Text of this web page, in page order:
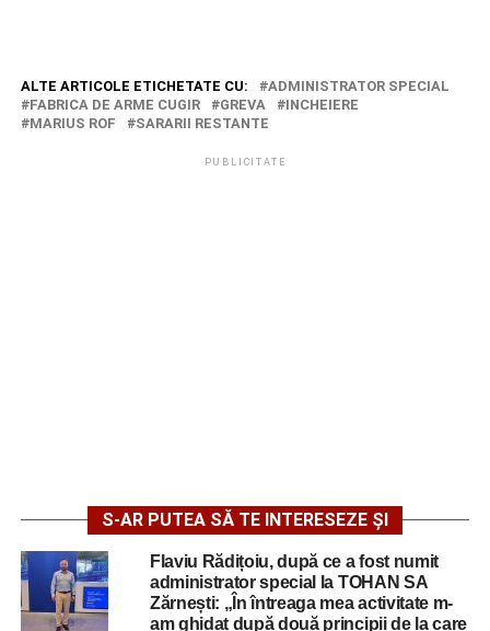
ALTE ARTICOLE ETICHETATE CU:
ADMINISTRATOR SPECIAL
FABRICA DE ARME CUGIR
GREVA
INCHEIERE
MARIUS ROF
SARARII RESTANTE
PUBLICITATE
S-AR PUTEA SĂ TE INTERESEZE ȘI
Flaviu Rădițoiu, după ce a fost numit
administrator special la TOHAN SA
Zărnești: „În întreaga mea activitate m-
am ghidat după două principii de la care